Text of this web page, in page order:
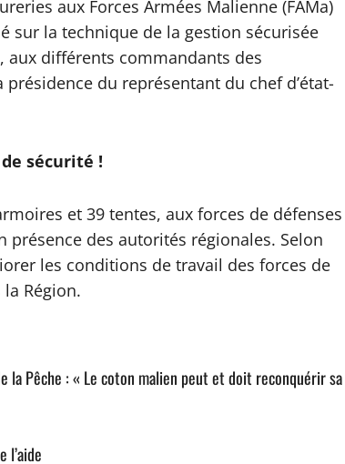
aux Forces Armées Malienne (FAMa)
sur la technique de la gestion sécurisée
différents commandants des
du représentant du chef d’état-
sécurité !
et 39 tentes, aux forces de défenses
présence des autorités régionales. Selon
les conditions de travail des forces de
Région.
la Pêche : « Le coton malien peut et doit reconquérir sa
l’aide